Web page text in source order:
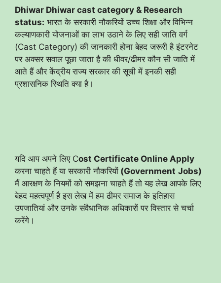
Dhiwar Dhiwar cast category & Research
status: भारत के सरकारी नौकरियों उच्च शिक्षा और विभिन्न
कल्याणकारी योजनाओं का लाभ उठाने के लिए सही जाति वर्ग
(Cast Category) की जानकारी होना बेहद जरूरी है इंटरनेट
पर अक्सर सवाल पूछा जाता है की धीवर/ढीमर कौन सी जाति में
आते हैं और केंद्रीय राज्य सरकार की सूची में इनकी सही
प्रशासनिक स्थिति क्या है।
यदि आप अपने लिए Cost Certificate Online Apply
करना चाहते हैं या सरकारी नौकरियों (Government Jobs)
मैं आरक्षण के नियमों को समझना चाहते हैं तो यह लेख आपके लिए
बेहद महत्वपूर्ण है इस लेख में हम ढीमर समाज के इतिहास
उपजातियां और उनके संवैधानिक अधिकारों पर विस्तार से चर्चा
करेंगे।